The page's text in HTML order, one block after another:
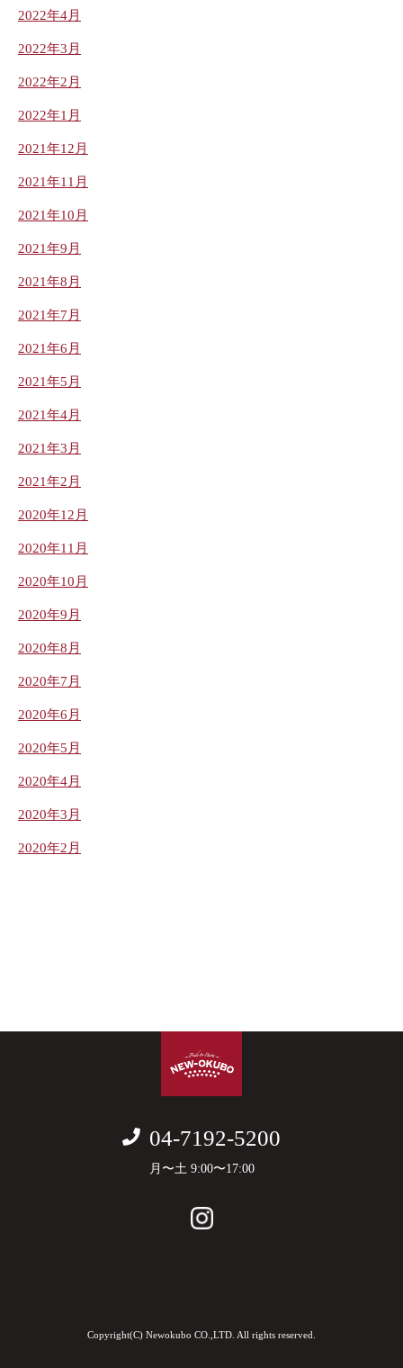
2022年4月
2022年3月
2022年2月
2022年1月
2021年12月
2021年11月
2021年10月
2021年9月
2021年8月
2021年7月
2021年6月
2021年5月
2021年4月
2021年3月
2021年2月
2020年12月
2020年11月
2020年10月
2020年9月
2020年8月
2020年7月
2020年6月
2020年5月
2020年4月
2020年3月
2020年2月
04-7192-5200
月〜土 9:00〜17:00
Copyright(C) Newokubo CO.,LTD. All rights reserved.